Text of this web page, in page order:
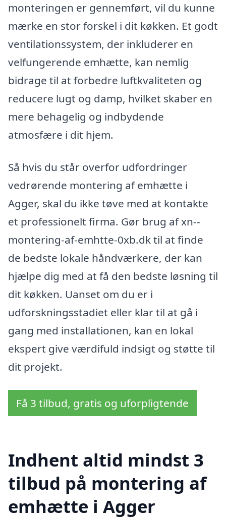
monteringen er gennemført, vil du kunne
mærke en stor forskel i dit køkken. Et godt
ventilationssystem, der inkluderer en
velfungerende emhætte, kan nemlig
bidrage til at forbedre luftkvaliteten og
reducere lugt og damp, hvilket skaber en
mere behagelig og indbydende
atmosfære i dit hjem.
Så hvis du står overfor udfordringer
vedrørende montering af emhætte i
Agger, skal du ikke tøve med at kontakte
et professionelt firma. Gør brug af xn--
montering-af-emhtte-0xb.dk til at finde
de bedste lokale håndværkere, der kan
hjælpe dig med at få den bedste løsning til
dit køkken. Uanset om du er i
udforskningsstadiet eller klar til at gå i
gang med installationen, kan en lokal
ekspert give værdifuld indsigt og støtte til
dit projekt.
Få 3 tilbud, gratis og uforpligtende
Indhent altid mindst 3
tilbud på montering af
emhætte i Agger